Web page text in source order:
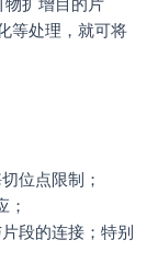
物扩增目的片
等处理，就可将
位点限制；
；
段的连接；特别